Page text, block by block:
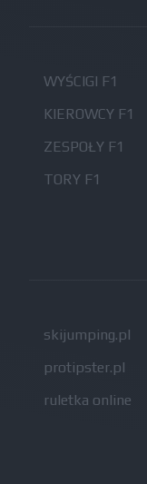
WYŚCIGI F1
KIEROWCY F1
ZESPOŁY F1
TORY F1
skijumping.pl
protipster.pl
ruletka online